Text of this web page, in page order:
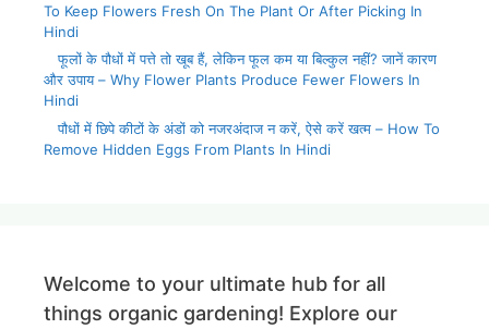
To Keep Flowers Fresh On The Plant Or After Picking In
Hindi
फूलों के पौधों में पत्ते तो खूब हैं, लेकिन फूल कम या बिल्कुल नहीं? जानें कारण
और उपाय – Why Flower Plants Produce Fewer Flowers In
Hindi
पौधों में छिपे कीटों के अंडों को नजरअंदाज न करें, ऐसे करें खत्म – How To
Remove Hidden Eggs From Plants In Hindi
Welcome to your ultimate hub for all
things organic gardening! Explore our